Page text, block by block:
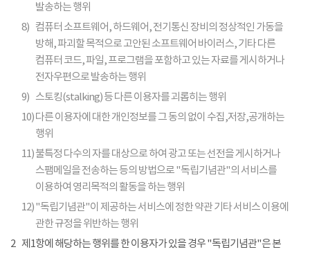
발송하는 행위
8) 컴퓨터 소프트웨어, 하드웨어, 전기통신 장비의 정상적인 가동을
방해, 파괴할 목적으로 고안된 소프트웨어 바이러스, 기타 다른
컴퓨터 코드, 파일, 프로그램을 포함하고 있는 자료를 게시하거나
전자우편으로 발송하는 행위
9) 스토킹(stalking) 등 다른 이용자를 괴롭히는 행위
10)다른 이용자에 대한 개인정보를 그 동의 없이 수집,저장,공개하는
행위
11)불특정 다수의 자를 대상으로 하여 광고 또는 선전을 게시하거나
스팸메일을 전송하는 등의 방법으로 "독립기념관"의 서비스를
이용하여 영리목적의 활동을 하는 행위
12)"독립기념관"이 제공하는 서비스에 정한 약관 기타 서비스 이용에
관한 규정을 위반하는 행위
2 제1항에 해당하는 행위를 한 이용자가 있을 경우 "독립기념관"은 본